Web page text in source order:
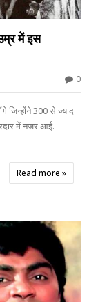
में इस
0
जिन्होंने 300 से ज्यादा
में नजर आई.
Read more »